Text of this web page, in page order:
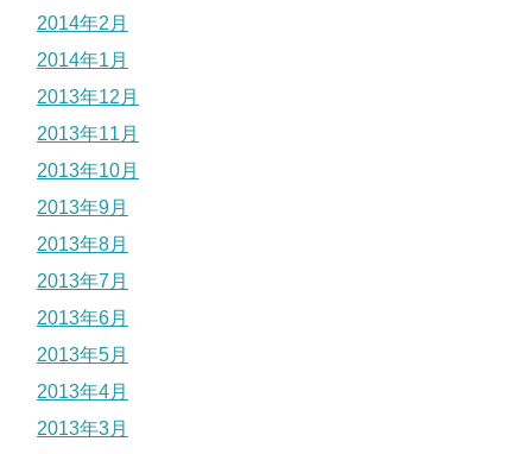
2014年2月
2014年1月
2013年12月
2013年11月
2013年10月
2013年9月
2013年8月
2013年7月
2013年6月
2013年5月
2013年4月
2013年3月